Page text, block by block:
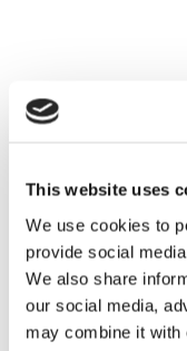
This website uses
We use cookies to
provide social
We also share
our social media,
may combine it with
NOTE:
Seves Glassblock
briques de verre
réglementation des
Pour